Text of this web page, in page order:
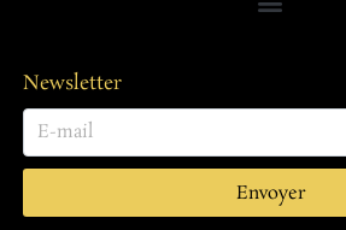
Newsletter
Envoyer